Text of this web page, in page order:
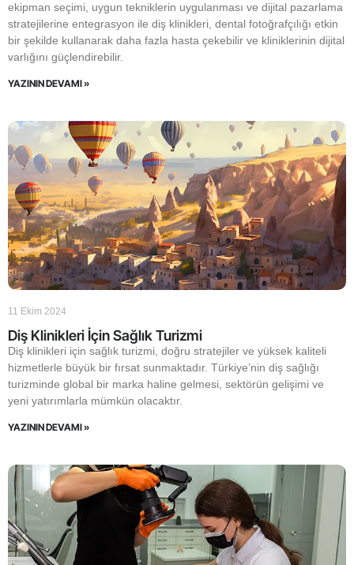
ekipman seçimi, uygun tekniklerin uygulanması ve dijital pazarlama
stratejilerine entegrasyon ile diş klinikleri, dental fotoğrafçılığı etkin
bir şekilde kullanarak daha fazla hasta çekebilir ve kliniklerinin dijital
varlığını güçlendirebilir.
YAZININ DEVAMI »
11 Ekim 2024
Diş Klinikleri İçin Sağlık Turizmi
Diş klinikleri için sağlık turizmi, doğru stratejiler ve yüksek kaliteli
hizmetlerle büyük bir fırsat sunmaktadır. Türkiye’nin diş sağlığı
turizminde global bir marka haline gelmesi, sektörün gelişimi ve
yeni yatırımlarla mümkün olacaktır.
YAZININ DEVAMI »